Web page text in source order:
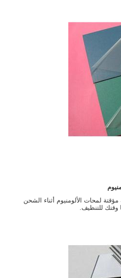
لمحات الألومنيوم أثناء الشحن
وقتك للتنظيف.